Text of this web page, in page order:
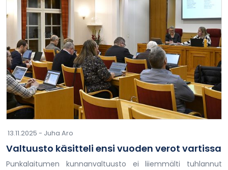
13.11.2025 - Juha Aro
Valtuusto käsitteli ensi vuoden verot vartissa
Punkalaitumen kunnanvaltuusto ei liiemmälti tuhlannut